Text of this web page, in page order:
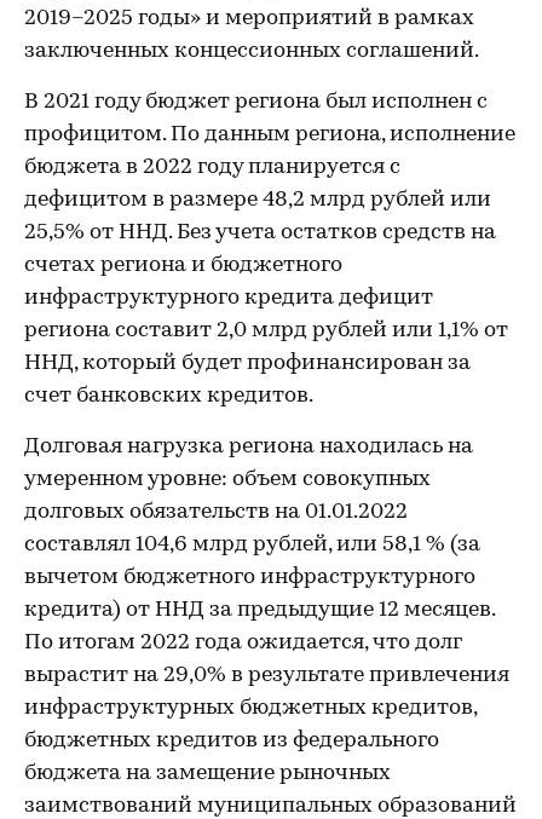
2019–2025 годы» и мероприятий в рамках
заключенных концессионных соглашений.
В 2021 году бюджет региона был исполнен с
профицитом. По данным региона, исполнение
бюджета в 2022 году планируется с
дефицитом в размере 48,2 млрд рублей или
25,5% от ННД. Без учета остатков средств на
счетах региона и бюджетного
инфраструктурного кредита дефицит
региона составит 2,0 млрд рублей или 1,1% от
ННД, который будет профинансирован за
счет банковских кредитов.
Долговая нагрузка региона находилась на
умеренном уровне: объем совокупных
долговых обязательств на 01.01.2022
составлял 104,6 млрд рублей, или 58,1 % (за
вычетом бюджетного инфраструктурного
кредита) от ННД за предыдущие 12 месяцев.
По итогам 2022 года ожидается, что долг
вырастит на 29,0% в результате привлечения
инфраструктурных бюджетных кредитов,
бюджетных кредитов из федерального
бюджета на замещение рыночных
заимствований муниципальных образований